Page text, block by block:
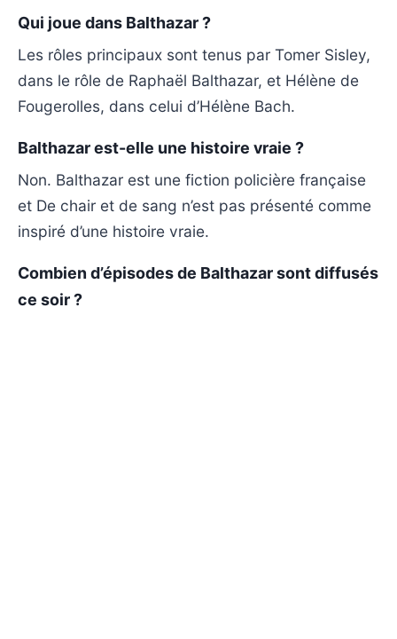
Qui joue dans Balthazar ?
Les rôles principaux sont tenus par Tomer Sisley,
dans le rôle de Raphaël Balthazar, et Hélène de
Fougerolles, dans celui d’Hélène Bach.
Balthazar est-elle une histoire vraie ?
Non. Balthazar est une fiction policière française
et De chair et de sang n’est pas présenté comme
inspiré d’une histoire vraie.
Combien d’épisodes de Balthazar sont diffusés
ce soir ?